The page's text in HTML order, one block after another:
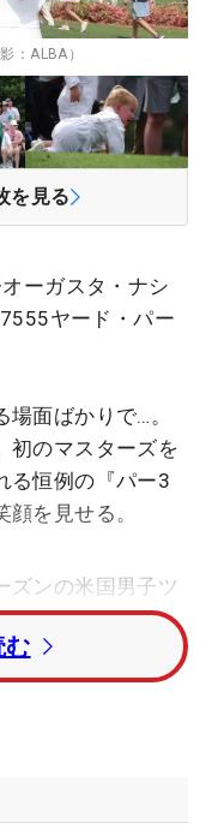
：ALBA）
を見る
ーガスタ・ナシ
ヤード・パー
場面ばかりで…。
初のマスターズを
る恒例の『パー3
を見せる。
ズンの米国男子ツ
・ホブラン（ノル
ツアー新人王キ
はホブランがホ
らそう”な表情
にいきました
む